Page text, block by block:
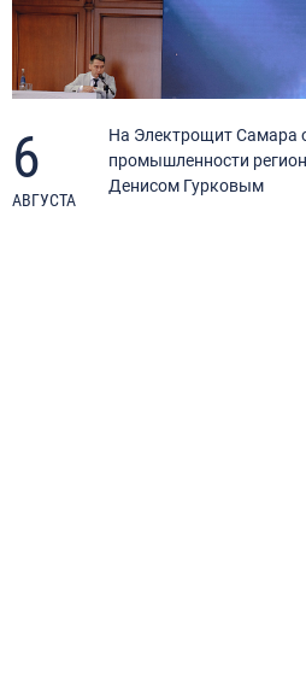
6
АВГУСТА
На Электрощит Самара
промышленности
Денисом Гурковым